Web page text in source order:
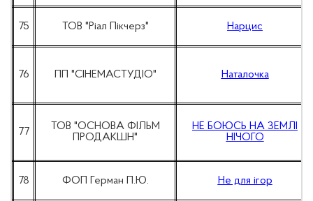
75 ТОВ "Ріал Пікчерз" Нарцис
76 ПП "СІНЕМАСТУДІО" Наталочка
77
ТОВ "ОСНОВА ФІЛЬМ
ПРОДАКШН"
НЕ БОЮСЬ НА ЗЕМЛІ
НІЧОГО
78 ФОП Герман П.Ю. Не для ігор